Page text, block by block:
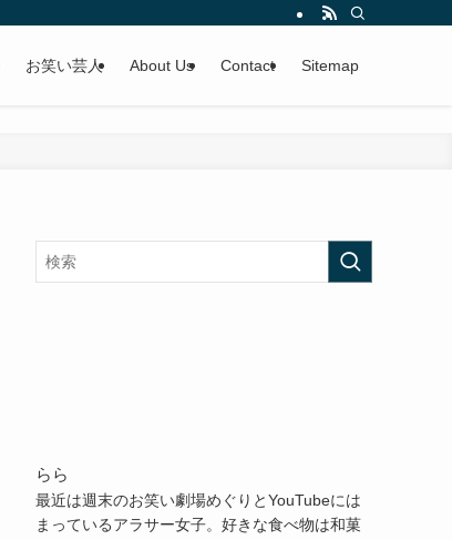
お笑い芸人 About Us Contact Sitemap
らら
最近は週末のお笑い劇場めぐりとYouTubeには
まっているアラサー女子。好きな食べ物は和菓